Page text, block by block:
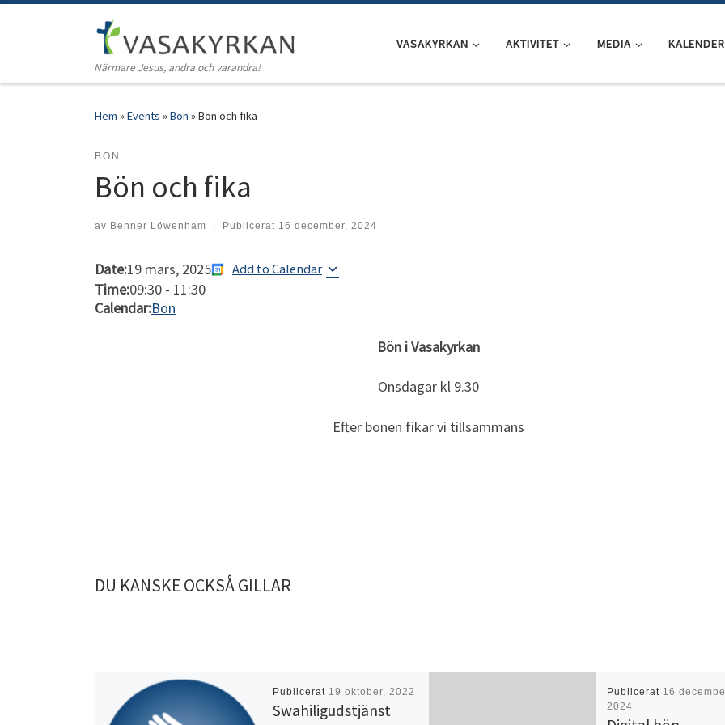
Hoppa till innehåll
Närmare Jesus, andra och varandra!
VASAKYRKAN AKTIVITET MEDIA KALENDER
Hem »Events »Bön »Bön och fika
BÖN
Bön och fika
av Benner Löwenham Publicerat 16 december, 2024
Date:19 mars, 2025 Add to Calendar
Time:09:30 - 11:30
Calendar:Bön
Bön i Vasakyrkan
Onsdagar kl 9.30
Efter bönen fikar vi tillsammans
DU KANSKE OCKSÅ GILLAR
Publicerat 19 oktober, 2022
Swahiligudstjänst
Publicerat 16
2024